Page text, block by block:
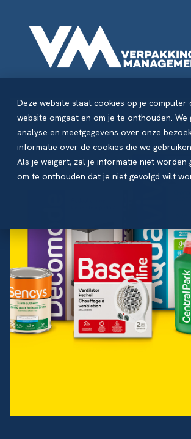
Deze website slaat cookies op je
website omgaat en om je te onthouden.
analyse en meetgegevens over onze
informatie over de cookies die we
Als je weigert, zal je informatie niet
om te onthouden dat je niet gevolgd wilt